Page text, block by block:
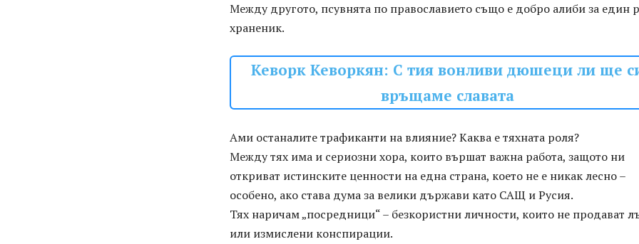
Между другото, псувнята по православието също е добро алиби за един
храненик.
Кеворк Кеворкян: С тия вонливи дюшеци ли ще
връщаме славата
Ами останалите трафиканти на влияние? Каква е тяхната роля?
Между тях има и сериозни хора, които вършат важна работа, защото ни
откриват истинските ценности на една страна, което не е никак лесно –
особено, ако става дума за велики държави като САЩ и Русия.
Тях наричам „посредници“ – безкористни личности, които не продават
или измислени конспирации.